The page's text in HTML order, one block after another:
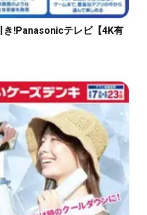
き!Panasonicテレビ【4K有